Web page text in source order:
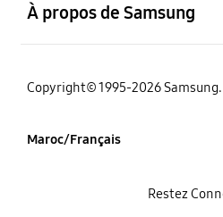
À propos de Samsung
Copyright© 1995-2026
Maroc/Français
Restez